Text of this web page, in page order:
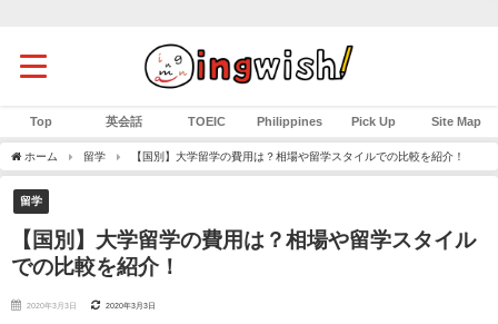
Top 英会話 TOEIC Philippines Pick Up Site Map
ホーム 留学 【国別】大学留学の費用は？相場や留学スタイルでの比較を紹介！
留学
【国別】大学留学の費用は？相場や留学スタイル
での比較を紹介！
2020年3月3日 2020年3月3日